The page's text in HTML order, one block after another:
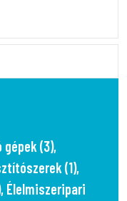
(3),
(1),
, Élelmiszeripari